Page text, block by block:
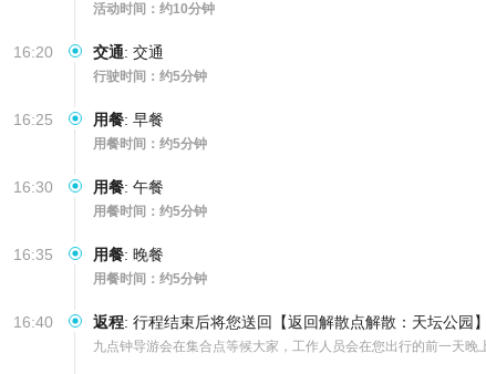
活动时间：约10分钟
16:20 交通: 交通
行驶时间：约5分钟
16:25 用餐: 早餐
用餐时间：约5分钟
16:30 用餐: 午餐
用餐时间：约5分钟
16:35 用餐: 晚餐
用餐时间：约5分钟
16:40 返程: 行程结束后将您送回【返回解散点解散：天坛公园】
九点钟导游会在集合点等候大家，工作人员会在您出行的前一天